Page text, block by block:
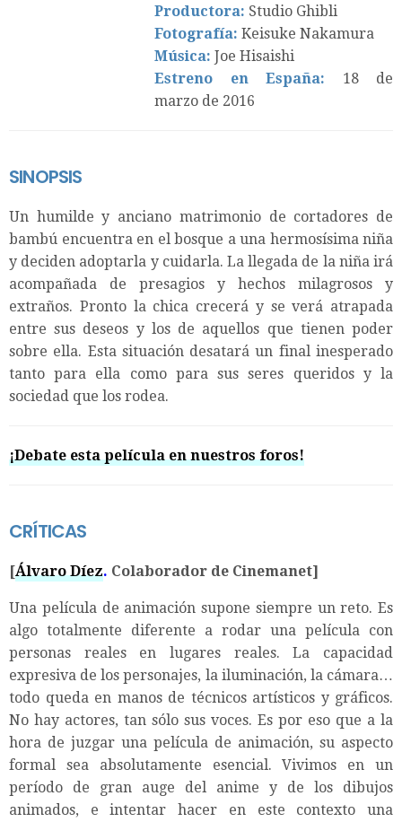
Productora: Studio Ghibli
Fotografía: Keisuke Nakamura
Música: Joe Hisaishi
Estreno en España: 18 de
marzo de 2016
SINOPSIS
Un humilde y anciano matrimonio de cortadores de
bambú encuentra en el bosque a una hermosísima niña
y deciden adoptarla y cuidarla. La llegada de la niña irá
acompañada de presagios y hechos milagrosos y
extraños. Pronto la chica crecerá y se verá atrapada
entre sus deseos y los de aquellos que tienen poder
sobre ella. Esta situación desatará un final inesperado
tanto para ella como para sus seres queridos y la
sociedad que los rodea.
¡Debate esta película en nuestros foros!
CRÍTICAS
[Álvaro Díez. Colaborador de Cinemanet]
Una película de animación supone siempre un reto. Es
algo totalmente diferente a rodar una película con
personas reales en lugares reales. La capacidad
expresiva de los personajes, la iluminación, la cámara…
todo queda en manos de técnicos artísticos y gráficos.
No hay actores, tan sólo sus voces. Es por eso que a la
hora de juzgar una película de animación, su aspecto
formal sea absolutamente esencial. Vivimos en un
período de gran auge del anime y de los dibujos
animados, e intentar hacer en este contexto una